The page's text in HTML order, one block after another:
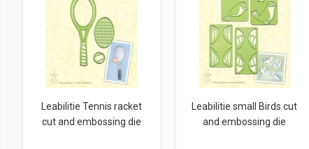
Leabilitie Tennis racket
cut and embossing die
Leabilitie small Birds cut
and embossing die